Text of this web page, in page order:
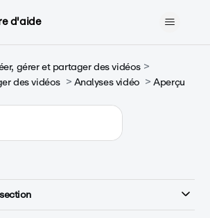
d'aide
gérer et partager des vidéos
des vidéos
Analyses vidéo
Aperçu